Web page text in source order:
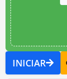
INICIAR